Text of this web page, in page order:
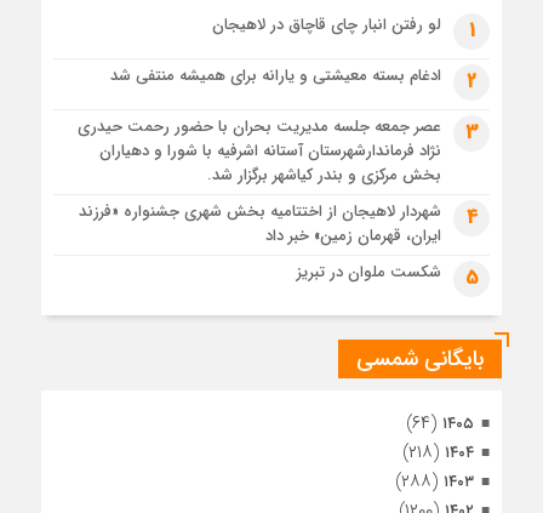
1 ماه قبل
رئوف
تصاویر هوایی مراسم تشییع پیکر مطهر آقای شهید ایران – مشهد
مراسم تشییع پیکر مطهر آقای شهید ایران – مشهد
تصاویری از تراکم جمعیت حاضر در میدان ثورهالعشرین نجف
اشرف
1 لو رفتن انبار چای قاچاق در لاهیجان
2 ادغام بسته معیشتی و یارانه برای همیشه منتفی شد
3
عصر جمعه جلسه مدیریت بحران با حضور رحمت حیدری
نژاد فرماندارشهرستان آستانه اشرفیه با شورا و دهیاران
بخش مرکزی و بندر کیاشهر برگزار شد.
4
شهردار لاهیجان از اختتامیه بخش شهری جشنواره «فرزند
ایران، قهرمان زمین» خبر داد
5 شکست ملوان در تبریز
بایگانی شمسی
۱۴۰۵ (۶۴)
۱۴۰۴ (۲۱۸)
۱۴۰۳ (۲۸۸)